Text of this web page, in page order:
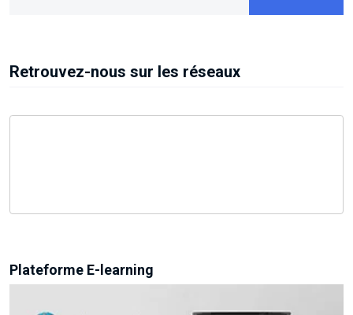
Retrouvez-nous sur les réseaux
Plateforme E-learning